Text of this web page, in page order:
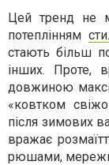
Цей тренд не
потеплінням
стають більш
інших. Проте,
довжиною максі
«ковтком
після зимових
вражає
рюшами,